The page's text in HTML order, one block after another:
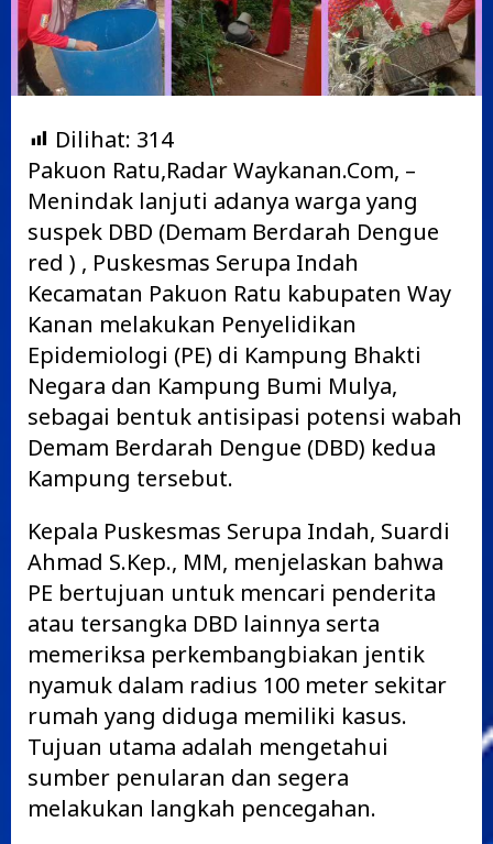
Dilihat: 314
Pakuon Ratu,Radar Waykanan.Com, –
Menindak lanjuti adanya warga yang
suspek DBD (Demam Berdarah Dengue
red ) , Puskesmas Serupa Indah
Kecamatan Pakuon Ratu kabupaten Way
Kanan melakukan Penyelidikan
Epidemiologi (PE) di Kampung Bhakti
Negara dan Kampung Bumi Mulya,
sebagai bentuk antisipasi potensi wabah
Demam Berdarah Dengue (DBD) kedua
Kampung tersebut.
Kepala Puskesmas Serupa Indah, Suardi
Ahmad S.Kep., MM, menjelaskan bahwa
PE bertujuan untuk mencari penderita
atau tersangka DBD lainnya serta
memeriksa perkembangbiakan jentik
nyamuk dalam radius 100 meter sekitar
rumah yang diduga memiliki kasus.
Tujuan utama adalah mengetahui
sumber penularan dan segera
melakukan langkah pencegahan.